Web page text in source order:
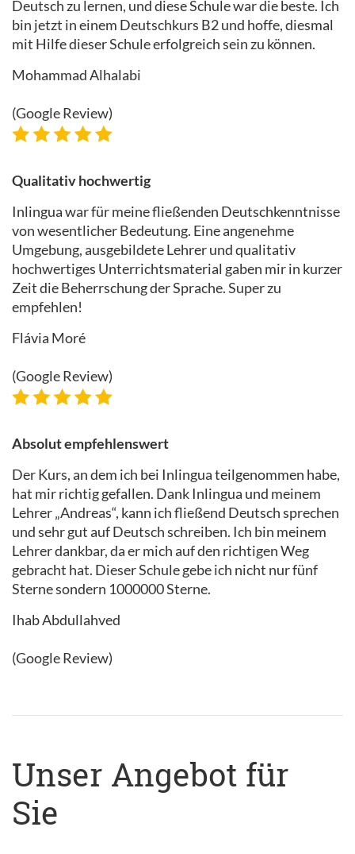
Deutsch zu lernen, und diese Schule war die beste. Ich
bin jetzt in einem Deutschkurs B2 und hoffe, diesmal
mit Hilfe dieser Schule erfolgreich sein zu können.
Mohammad Alhalabi
(Google Review)
Qualitativ hochwertig
Inlingua war für meine fließenden Deutschkenntnisse
von wesentlicher Bedeutung. Eine angenehme
Umgebung, ausgebildete Lehrer und qualitativ
hochwertiges Unterrichtsmaterial gaben mir in kurzer
Zeit die Beherrschung der Sprache. Super zu
empfehlen!
Flávia Moré
(Google Review)
Absolut empfehlenswert
Der Kurs, an dem ich bei Inlingua teilgenommen habe,
hat mir richtig gefallen. Dank Inlingua und meinem
Lehrer „Andreas“, kann ich fließend Deutsch sprechen
und sehr gut auf Deutsch schreiben. Ich bin meinem
Lehrer dankbar, da er mich auf den richtigen Weg
gebracht hat. Dieser Schule gebe ich nicht nur fünf
Sterne sondern 1000000 Sterne.
Ihab Abdullahved
(Google Review)
Unser Angebot für
Sie